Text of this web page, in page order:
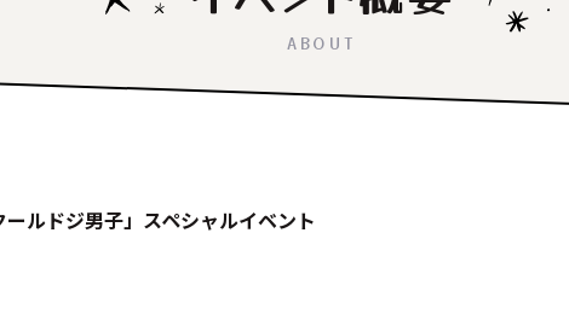
ABOUT
ルドジ男子」スペシャルイベント